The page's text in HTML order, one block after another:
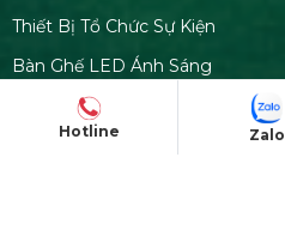
Thiết Bị Tổ Chức Sự Kiện
Bàn Ghế LED Ánh Sáng
Bộ CUE Powerpoint Thuyết Trình
Hotline Zalo